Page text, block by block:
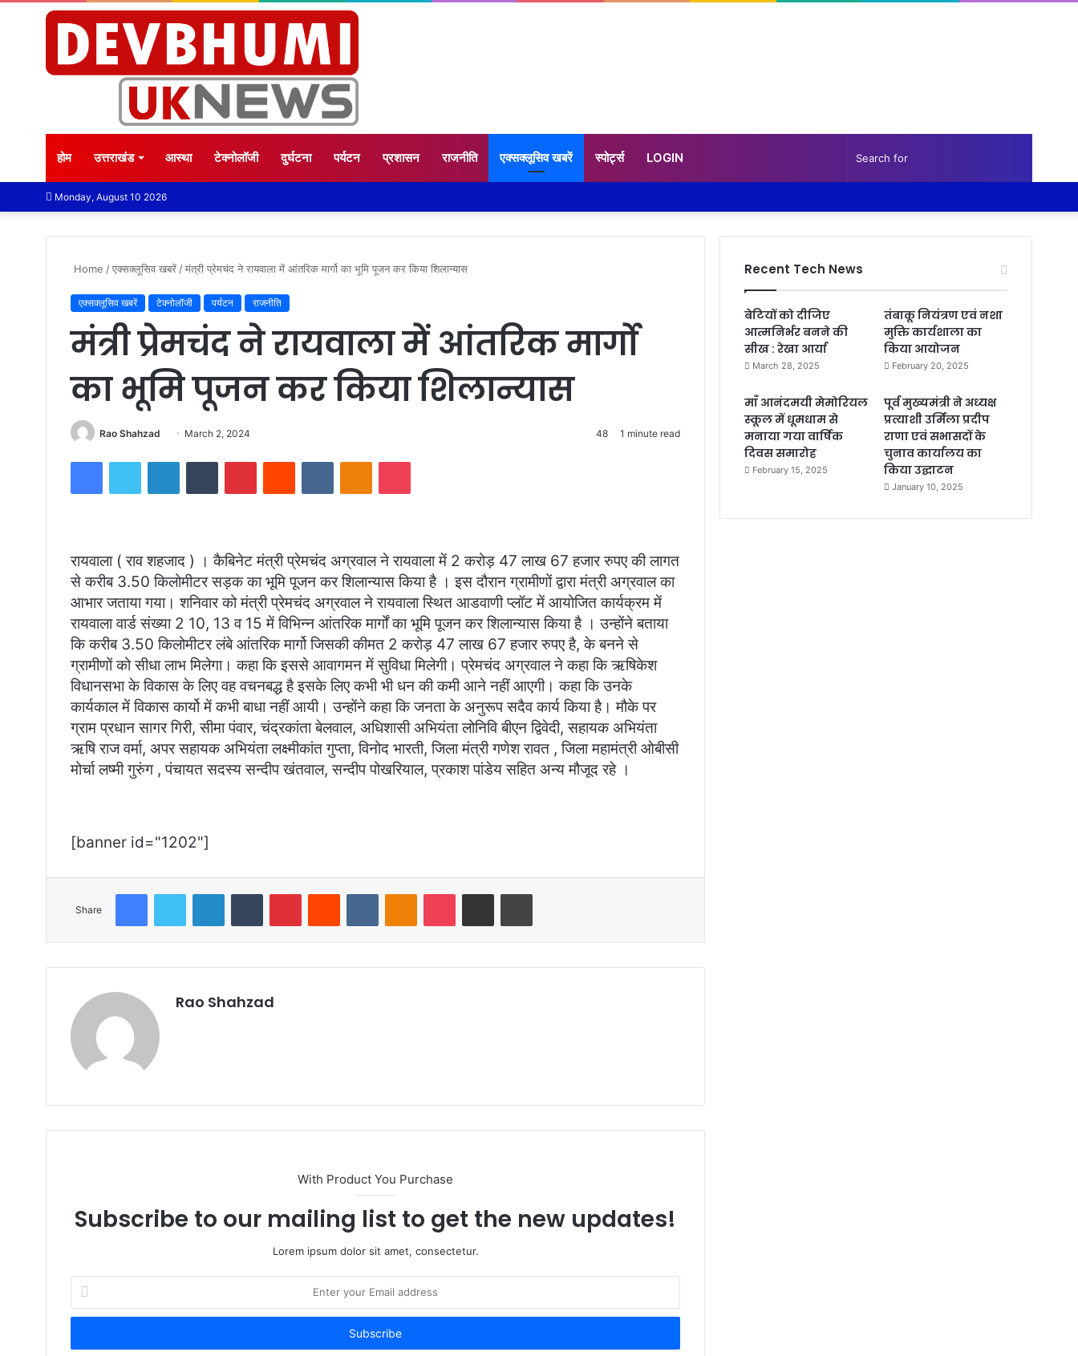
होम उत्तराखंड आस्था टेक्नोलॉजी दुर्घटना पर्यटन प्रशासन राजनीति एक्सक्लूसिव खबरें स्पोर्ट्स LOGIN Sidebar
Monday, August 10 2026
Home /एक्सक्लूसिव खबरें /मंत्री प्रेमचंद ने रायवाला में आंतरिक मार्गो का भूमि पूजन कर किया शिलान्यास
एक्सक्लूसिव खबरें टेक्नोलॉजी पर्यटन राजनीति
मंत्री प्रेमचंद ने रायवाला में आंतरिक मार्गो
का भूमि पूजन कर किया शिलान्यास
Rao Shahzad
Send March 2, 2024 48 1 minute read
FacebookTwitter LinkedInTumblr PinterestReddit VKontakteOdnoklassniki
Pocket
रायवाला ( राव शहजाद ) । कैबिनेट मंत्री प्रेमचंद अग्रवाल ने रायवाला में 2 करोड़ 47 लाख 67 हजार रुपए की लागत
से करीब 3.50 किलोमीटर सड़क का भूमि पूजन कर शिलान्यास किया है । इस दौरान ग्रामीणों द्वारा मंत्री अग्रवाल का
आभार जताया गया। शनिवार को मंत्री प्रेमचंद अग्रवाल ने रायवाला स्थित आडवाणी प्लॉट में आयोजित कार्यक्रम में
रायवाला वार्ड संख्या 2 10, 13 व 15 में विभिन्न आंतरिक मार्गों का भूमि पूजन कर शिलान्यास किया है । उन्होंने बताया
कि करीब 3.50 किलोमीटर लंबे आंतरिक मार्गो जिसकी कीमत 2 करोड़ 47 लाख 67 हजार रुपए है, के बनने से
ग्रामीणों को सीधा लाभ मिलेगा। कहा कि इससे आवागमन में सुविधा मिलेगी। प्रेमचंद अग्रवाल ने कहा कि ऋषिकेश
विधानसभा के विकास के लिए वह वचनबद्ध है इसके लिए कभी भी धन की कमी आने नहीं आएगी। कहा कि उनके
कार्यकाल में विकास कार्यो में कभी बाधा नहीं आयी। उन्होंने कहा कि जनता के अनुरूप सदैव कार्य किया है। मौके पर
ग्राम प्रधान सागर गिरी, सीमा पंवार, चंद्रकांता बेलवाल, अधिशासी अभियंता लोनिवि बीएन द्विवेदी, सहायक अभियंता
ऋषि राज वर्मा, अपर सहायक अभियंता लक्ष्मीकांत गुप्ता, विनोद भारती, जिला मंत्री गणेश रावत , जिला महामंत्री ओबीसी
मोर्चा लष्मी गुरुंग , पंचायत सदस्य सन्दीप खंतवाल, सन्दीप पोखरियाल, प्रकाश पांडेय सहित अन्य मौजूद रहे ।
[banner id="1202"]
Share
FacebookTwitter LinkedInTumblr PinterestReddit VKontakteOdnoklassniki
Pocket Share via Email Print
Rao Shahzad
With Product You Purchase
Subscribe to our mailing list to get the new updates!
Lorem ipsum dolor sit amet, consectetur.
Enter
your
Email
Recent Tech News
बेटियों को दीजिए
आत्मनिर्भर बनने की
सीख : रेखा आर्या
March 28, 2025
तंबाकू नियंत्रण एवं नशा
मुक्ति कार्यशाला का
किया आयोजन
February 20, 2025
माँ आनंदमयी मेमोरियल
स्कूल में धूमधाम से
मनाया गया वार्षिक
दिवस समारोह
February 15, 2025
पूर्व मुख्यमंत्री ने अध्यक्ष
प्रत्याशी उर्मिला प्रदीप
राणा एवं सभासदों के
चुनाव कार्यालय का
किया उद्घाटन
January 10, 2025